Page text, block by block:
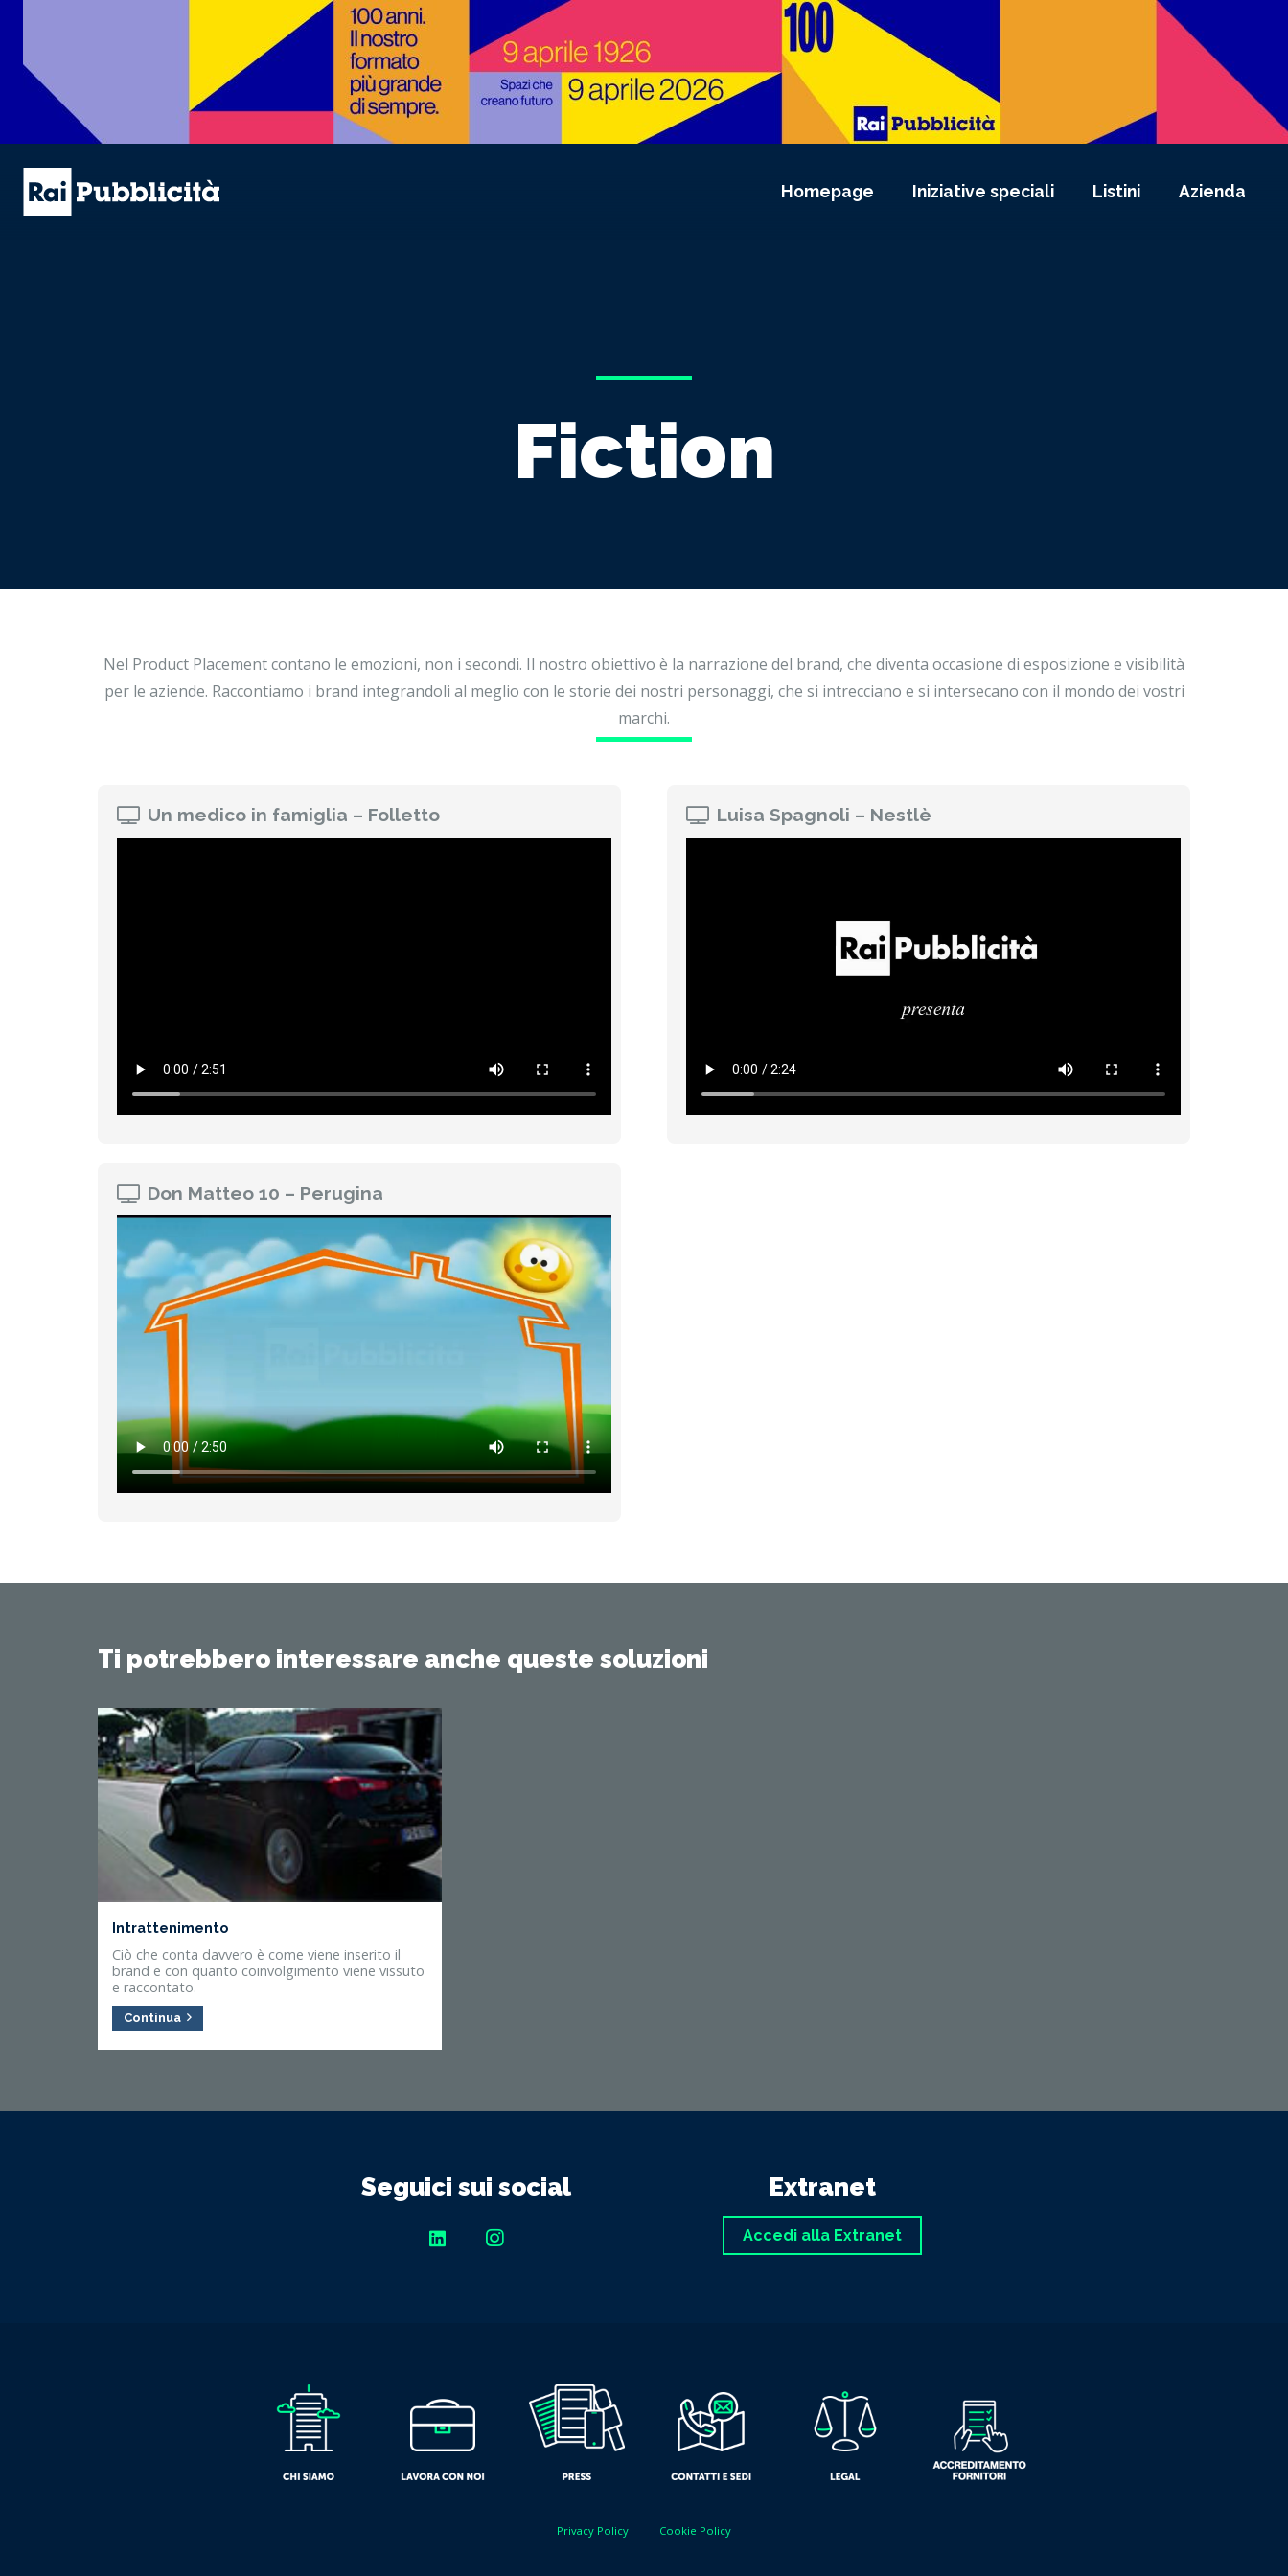
Homepage Iniziative speciali Listini Azienda
Fiction
Nel Product Placement contano le emozioni, non i secondi. Il nostro obiettivo è la narrazione del brand, che diventa occasione di esposizione e visibilità
per le aziende. Raccontiamo i brand integrandoli al meglio con le storie dei nostri personaggi, che si intrecciano e si intersecano con il mondo dei vostri
marchi.
Un medico in famiglia – Folletto Luisa Spagnoli – Nestlè
Don Matteo 10 – Perugina
Ti potrebbero interessare anche queste soluzioni
Intrattenimento
Ciò che conta davvero è come viene inserito il
brand e con quanto coinvolgimento viene vissuto
e raccontato.
Continua
Seguici sui social Extranet
Accedi alla Extranet
Privacy Policy Cookie Policy